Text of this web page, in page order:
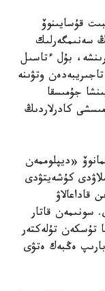
قۇسايىنوۆ
سەنىمگەرلىك
بۇل ءتاسىل
وتۋىنە
جۇمىسقا
كادرلاردىڭ
«ديپلوممەن
كۇشەيتۋدى
قاداعالاۋ
سونىمەن قاتار
تۇسكەن تۇلەكتەر
بارىپ ەڭبەك ەتۋى